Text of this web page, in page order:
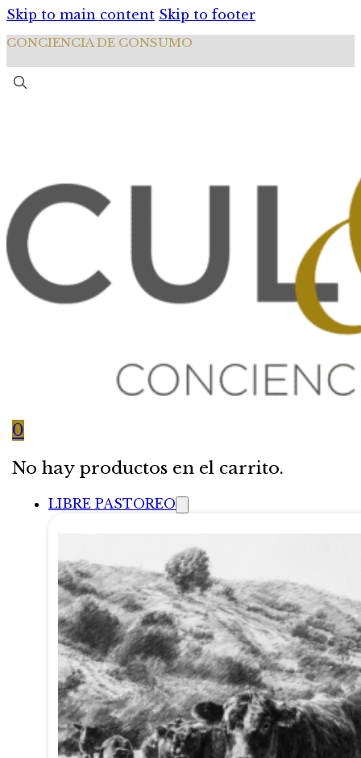
Skip to main content Skip to footer
CONCIENCIA DE CONSUMO
0
No hay productos en el carrito.
LIBRE PASTOREO